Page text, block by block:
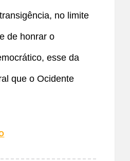
no limite
de honrar o
esse da
que o Ocidente